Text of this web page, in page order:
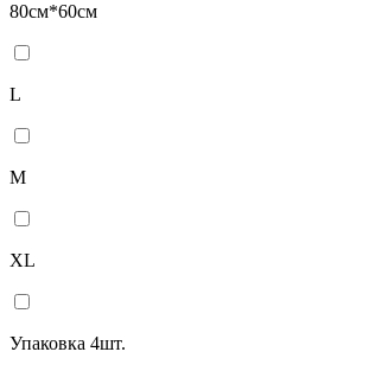
80см*60см
L
M
XL
Упаковка 4шт.